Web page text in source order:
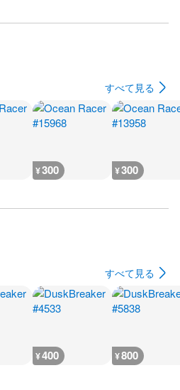
すべて見る
¥300 ¥300
すべて見る
¥400 ¥800